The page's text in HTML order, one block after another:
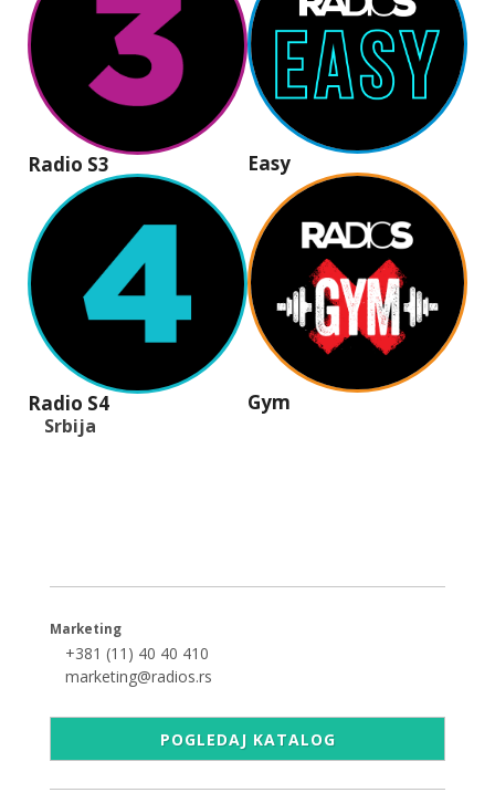
Radio S3
Radio S4
Easy
Gym
Srbija
Marketing
+381 (11) 40 40 410
marketing@radios.rs
POGLEDAJ KATALOG